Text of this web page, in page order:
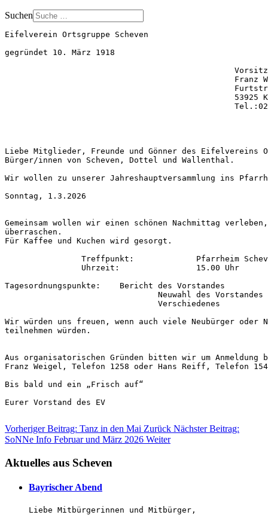
Suchen
Eifelverein Ortsgruppe Scheven
gegründet 10. März 1918
Liebe Mitglieder, Freunde und Gönner des Eifelvereins
Bürger/innen von Scheven, Dottel und Wallenthal.
Wir wollen zu unserer Jahreshauptversammlung ins
Sonntag, 1.3.2026
Gemeinsam wollen wir einen schönen Nachmittag
überraschen.
Für Kaffee und Kuchen wird gesorgt.
Tagesordnungspunkte: 	Bericht des Vorstandes
Wir würden uns freuen, wenn auch viele Neubürger oder
teilnehmen würden.
Aus organisatorischen Gründen bitten wir um Anmeldung
Franz Weigel, Telefon 1258 oder Hans Reiff, Telefon
Bis bald und ein „Frisch auf“
Eurer Vorstand des EV
Vorheriger Beitrag: Tanz in den Mai Zurück Nächster Beitrag:
SoNNe Info Februar und März 2026 Weiter
Aktuelles aus Scheven
Bayrischer Abend
Liebe Mitbürgerinnen und Mitbürger,